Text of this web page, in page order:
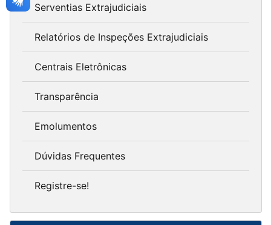
Serventias Extrajudiciais
Relatórios de Inspeções Extrajudiciais
Centrais Eletrônicas
Transparência
Emolumentos
Dúvidas Frequentes
Registre-se!